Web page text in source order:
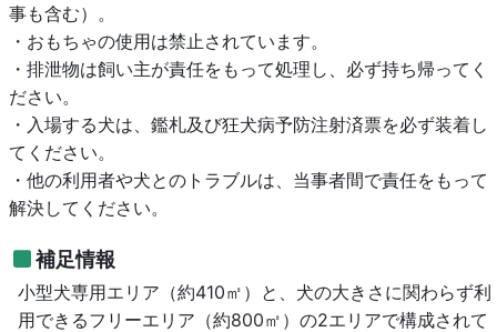
事も含む）。
・おもちゃの使用は禁止されています。
・排泄物は飼い主が責任をもって処理し、必ず持ち帰ってく
ださい。
・入場する犬は、鑑札及び狂犬病予防注射済票を必ず装着し
てください。
・他の利用者や犬とのトラブルは、当事者間で責任をもって
解決してください。
補足情報
小型犬専用エリア（約410㎡）と、犬の大きさに関わらず利
用できるフリーエリア（約800㎡）の2エリアで構成されて